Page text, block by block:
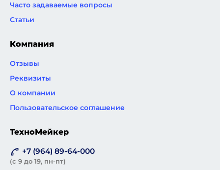
Часто задаваемые вопросы
Статьи
Компания
Отзывы
Реквизиты
О компании
Пользовательское соглашение
ТехноМейкер
+7 (964) 89-64-000
(с 9 до 19, пн-пт)